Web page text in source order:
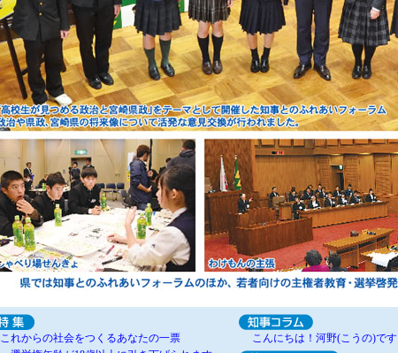
これからの社会をつくるあなたの一票
こんにちは！河野(こうの)です